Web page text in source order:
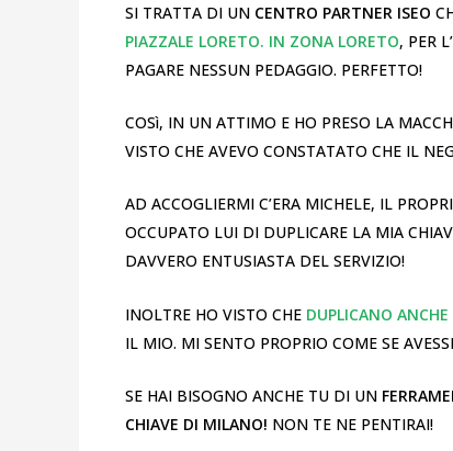
SI TRATTA DI UN CENTRO PARTNER ISEO
PIAZZALE LORETO. IN ZONA LORETO, PER
PAGARE NESSUN PEDAGGIO. PERFETTO!
COSì, IN UN ATTIMO E HO PRESO LA
VISTO CHE AVEVO CONSTATATO CHE IL
AD ACCOGLIERMI C’ERA MICHELE, IL
OCCUPATO LUI DI DUPLICARE LA MIA
DAVVERO ENTUSIASTA DEL SERVIZIO!
INOLTRE HO VISTO CHE DUPLICANO
IL MIO. MI SENTO PROPRIO COME SE
SE HAI BISOGNO ANCHE TU DI UN
CHIAVE DI MILANO! NON TE NE PENTIRAI!